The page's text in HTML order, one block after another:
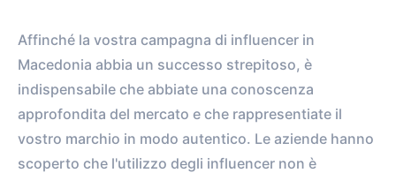
Affinché la vostra campagna di influencer in
Macedonia abbia un successo strepitoso, è
indispensabile che abbiate una conoscenza
approfondita del mercato e che rappresentiate il
vostro marchio in modo autentico. Le aziende hanno
scoperto che l'utilizzo degli influencer non è